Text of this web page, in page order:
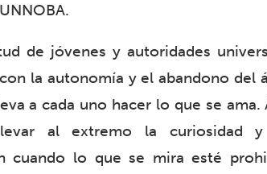
UNNOBA.
de jóvenes y autoridades
la autonomía y el abandono del
a cada uno hacer lo que se
al extremo la curiosidad
cuando lo que se mira esté